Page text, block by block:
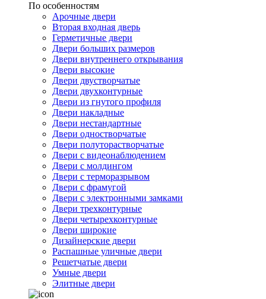
По особенностям
Арочные двери
Вторая входная дверь
Герметичные двери
Двери больших размеров
Двери внутреннего открывания
Двери высокие
Двери двустворчатые
Двери двухконтурные
Двери из гнутого профиля
Двери накладные
Двери нестандартные
Двери одностворчатые
Двери полуторастворчатые
Двери с видеонаблюдением
Двери с молдингом
Двери с терморазрывом
Двери с фрамугой
Двери с электронными замками
Двери трехконтурные
Двери четырехконтурные
Двери широкие
Дизайнерские двери
Распашные уличные двери
Решетчатые двери
Умные двери
Элитные двери